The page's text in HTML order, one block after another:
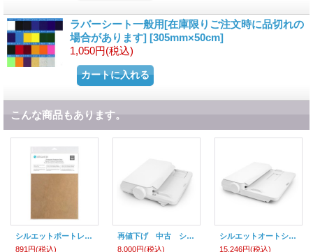
ラバーシート一般用[在庫限りご注文時に品切れの
場合があります] [305mm×50cm]
1,050円(税込)
こんな商品もあります。
シルエットポートレート4 対応 静電保護シート8インチ×12.5インチ
891円(税込)
再値下げ 中古 シルエットオートシートフィーダーレター SHEET-FEEDER-LETTER
8,000円(税込)
シルエットオートシートフィーダーA3プラス SHEET-FEEDER-A3PLUS
15,246円(税込)